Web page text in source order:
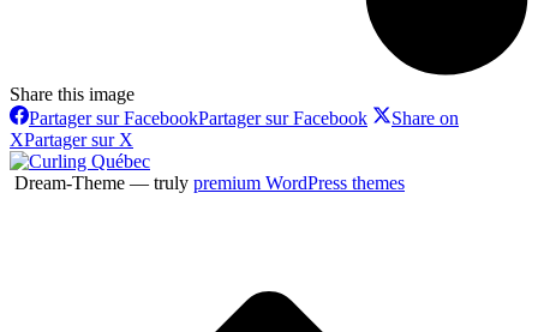
Share this image
Partager sur FacebookPartager sur Facebook
Share on
XPartager sur X
Dream-Theme — truly premium WordPress themes